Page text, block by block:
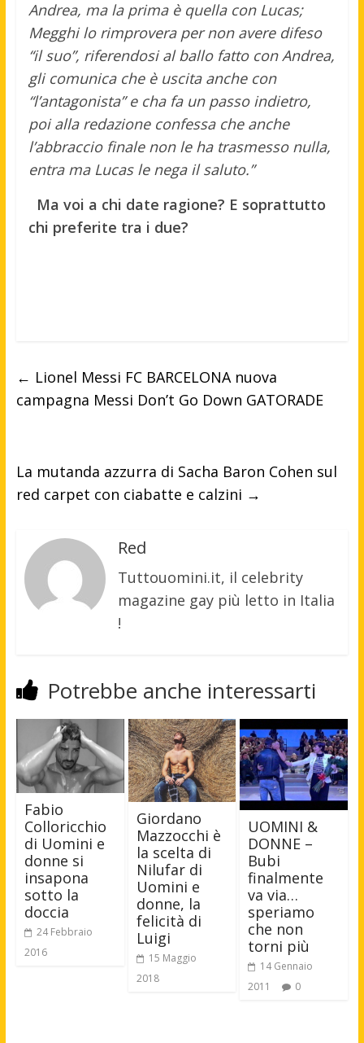
Andrea, ma la prima è quella con Lucas;
Megghi lo rimprovera per non avere difeso
“il suo”, riferendosi al ballo fatto con Andrea,
gli comunica che è uscita anche con
“l’antagonista” e cha fa un passo indietro,
poi alla redazione confessa che anche
l’abbraccio finale non le ha trasmesso nulla,
entra ma Lucas le nega il saluto.”
Ma voi a chi date ragione? E soprattutto
chi preferite tra i due?
← Lionel Messi FC BARCELONA nuova
campagna Messi Don’t Go Down GATORADE
La mutanda azzurra di Sacha Baron Cohen sul
red carpet con ciabatte e calzini →
Red
Tuttouomini.it, il celebrity
magazine gay più letto in Italia
!
Potrebbe anche interessarti
Fabio
Colloricchio
di Uomini e
donne si
insapona
sotto la
doccia
24 Febbraio
2016
Giordano
Mazzocchi è
la scelta di
Nilufar di
Uomini e
donne, la
felicità di
Luigi
15 Maggio
2018
UOMINI &
DONNE –
Bubi
finalmente
va via…
speriamo
che non
torni più
14 Gennaio
2011
0